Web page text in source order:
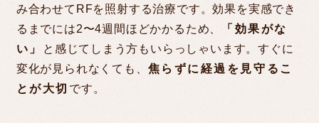
み合わせてRFを照射する治療です。効果を実感でき
るまでには2〜4週間ほどかかるため、
「効果がな
い」
と感じてしまう方もいらっしゃいます。すぐに
変化が見られなくても、 焦らずに経過を見守るこ
とが大切 です。